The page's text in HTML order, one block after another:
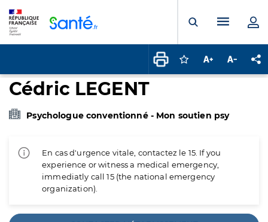
Ouvrir laMenu
Connectez-vous
Augmenter la
Cédric LEGENT
Psychologue conventionné - Mon soutien psy
En cas d'urgence vitale, contactez le 15. If you
experience or witness a medical emergency,
immediatly call 15 (the national emergency
organization).